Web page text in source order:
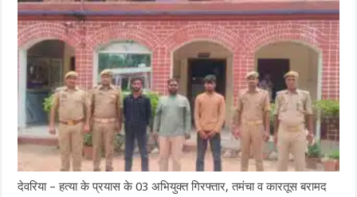
देवरिया – हत्या के प्रयास के 03 अभियुक्त गिरफ्तार, तमंचा व कारतूस बरामद